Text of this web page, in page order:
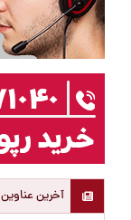
آخرین عناوین